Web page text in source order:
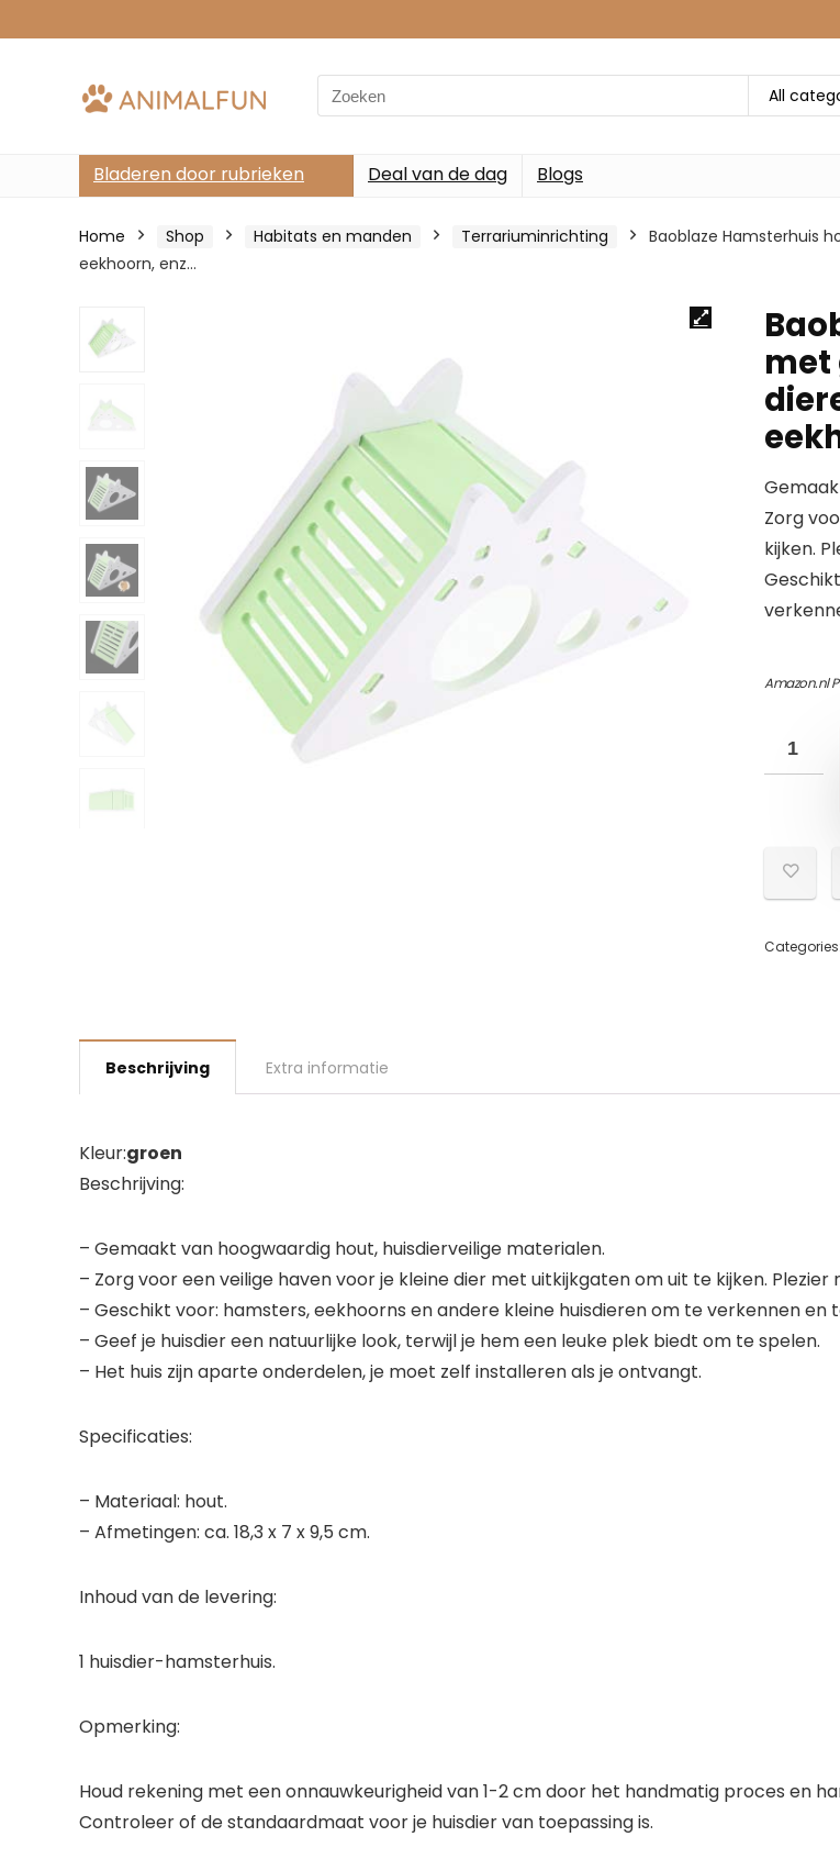
Search
for:
All
Bladeren door rubrieken Deal van de dag Blogs
Home Shop Habitats en manden Terrariuminrichting
Baoblaze Hamsterhuis
eekhoorn, enz…
met
Zorg
kijken.
Amazon.nl
Categories:
Beschrijving Extra informatie
Kleur:groen
Beschrijving:
– Gemaakt van hoogwaardig hout, huisdierveilige materialen.
– Zorg voor een veilige haven voor je kleine dier met uitkijkgaten om uit te kijken.
– Geschikt voor: hamsters, eekhoorns en andere kleine huisdieren om te verkennen en
– Geef je huisdier een natuurlijke look, terwijl je hem een leuke plek biedt om te spelen.
– Het huis zijn aparte onderdelen, je moet zelf installeren als je ontvangt.
Specificaties:
– Materiaal: hout.
– Afmetingen: ca. 18,3 x 7 x 9,5 cm.
Inhoud van de levering:
1 huisdier-hamsterhuis.
Opmerking:
Houd rekening met een onnauwkeurigheid van 1-2 cm door het handmatig proces en
Controleer of de standaardmaat voor je huisdier van toepassing is.